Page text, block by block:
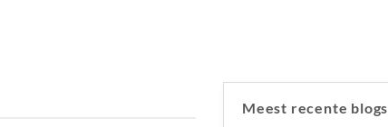
Meest recente blogs